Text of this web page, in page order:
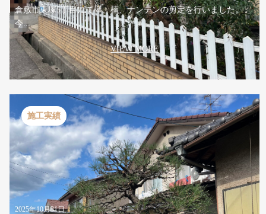
倉敷市東塚5丁目にて欅、楠、ナンテンの剪定を行いました。
今...
VIEW MORE
施工実績
2025年10月31日